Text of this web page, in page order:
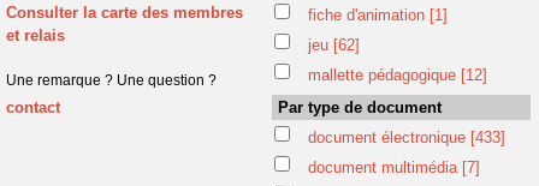
Consulter la carte des membres
et relais
Une remarque ? Une question ?
contact
fiche d'animation [1]
jeu [62]
mallette pédagogique [12]
Par type de document
document électronique [433]
document multimédia [7]